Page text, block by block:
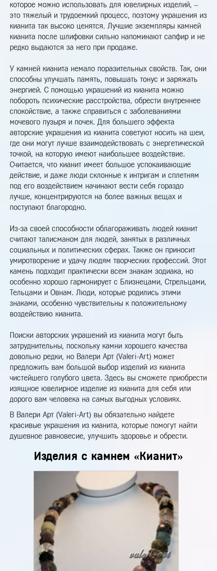
которое можно использовать для ювелирных изделий, –
это тяжелый и трудоемкий процесс, поэтому украшения из
кианита так высоко ценятся. Лучшие экземпляры камней
кианита после шлифовки сильно напоминают сапфир и не
редко выдаются за него при продаже.
У камней кианита немало поразительных свойств. Так, они
способны улучшать память, повышать тонус и заряжать
энергией. С помощью украшений из кианита можно
побороть психические расстройства, обрести внутреннее
спокойствие, а также справиться с заболеваниями
мочевого пузыря и почек. Для большего эффекта
авторские украшения из кианита советуют носить на шеи,
где они могут лучше взаимодействовать с энергетической
точкой, на которую имеют наибольшее воздействие.
Считается, что кианит имеет большое успокаивающие
действие, и даже люди склонные к интригам и сплетням
под его воздействием начинают вести себя гораздо
лучше, концентрируются на более важных вещах и
поступают благородно.
Из-за своей способности облагораживать людей кианит
считают талисманом для людей, занятых в различных
социальных и политических сферах. Также он приносит
умиротворение и удачу людям творческих профессий. Этот
камень подходит практически всем знакам зодиака, но
особенно хорошо гармонирует с Близнецами, Стрельцами,
Тельцами и Овнам. Люди, которые родились этими
знаками, особенно чувствительны к положительному
воздействию кианита.
Поиски авторских украшений из кианита могут быть
затруднительны, поскольку камни хорошего качества
довольно редки, но Валери Арт (Valeri-Art) может
предложить вам большой выбор изделий из кианита
чистейшего голубого цвета. Здесь вы сможете приобрести
изящное ювелирное изделие из кианита для себя или
дорого вам человека на самых выгодных условиях.
В Валери Арт (Valeri-Art) вы обязательно найдете
красивые украшения из кианита, которые помогут найти
душевное равновесие, улучшить здоровье и обрести.
Изделия с камнем «Кианит»